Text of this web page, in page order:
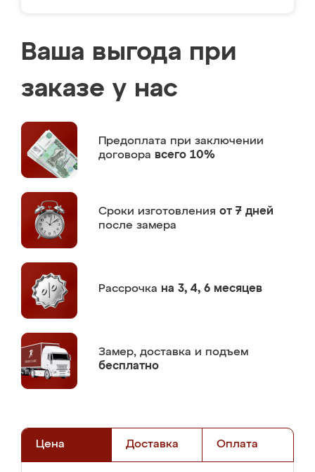
Ваша выгода при
заказе у нас
Предоплата при заключении
договора всего 10%
Сроки изготовления от 7 дней
после замера
Рассрочка на 3, 4, 6 месяцев
Замер, доставка и подъем
бесплатно
Цена Доставка Оплата